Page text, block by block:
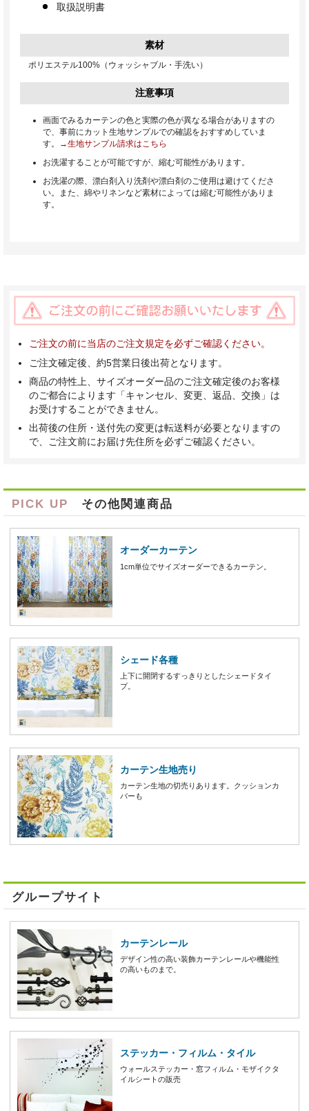
取扱説明書
素材
ポリエステル100%（ウォッシャブル・手洗い）
注意事項
画面でみるカーテンの色と実際の色が異なる場合がありますの
で、事前にカット生地サンプルでの確認をおすすめしていま
す。
→生地サンプル請求はこちら
お洗濯することが可能ですが、縮む可能性があります。
お洗濯の際、漂白剤入り洗剤や漂白剤のご使用は避けてくださ
い。また、綿やリネンなど素材によっては縮む可能性がありま
す。
ご注文の前に当店のご注文規定を必ずご確認ください。
ご注文確定後、約5営業日後出荷となります。
商品の特性上、サイズオーダー品のご注文確定後のお客様
のご都合によります「キャンセル、変更、返品、交換」は
お受けすることができません。
出荷後の住所・送付先の変更は転送料が必要となりますの
で、ご注文前にお届け先住所を必ずご確認ください。
PICK UP その他関連商品
オーダーカーテン
1cm単位でサイズオーダーできるカーテン。
シェード各種
上下に開閉するすっきりとしたシェードタイ
プ。
カーテン生地売り
カーテン生地の切売りあります。クッションカ
バーも
グループサイト
カーテンレール
デザイン性の高い装飾カーテンレールや機能性
の高いものまで。
ステッカー・フィルム・タイル
ウォールステッカー・窓フィルム・モザイクタ
イルシートの販売